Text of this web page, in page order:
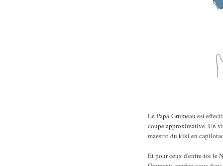
Le Papa-Grumeau est
coupe approximative. Un
maestro du kiki en
Et pour ceux d'entre-toi le